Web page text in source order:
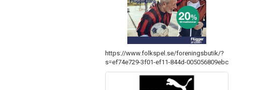
https://www.folkspel.se/foreningsbutik/?
s=ef74e729-3f01-ef11-844d-005056809ebc